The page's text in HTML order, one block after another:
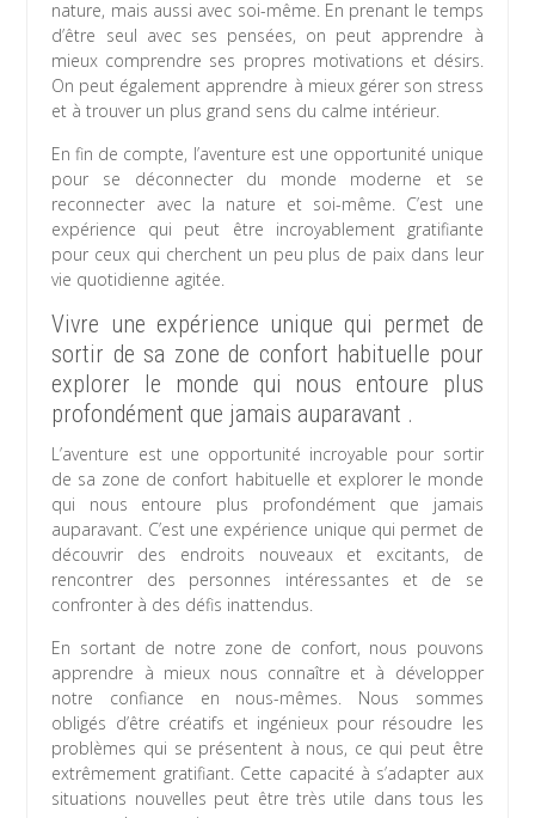
nature, mais aussi avec soi-même. En prenant le temps
d’être seul avec ses pensées, on peut apprendre à
mieux comprendre ses propres motivations et désirs.
On peut également apprendre à mieux gérer son stress
et à trouver un plus grand sens du calme intérieur.
En fin de compte, l’aventure est une opportunité unique
pour se déconnecter du monde moderne et se
reconnecter avec la nature et soi-même. C’est une
expérience qui peut être incroyablement gratifiante
pour ceux qui cherchent un peu plus de paix dans leur
vie quotidienne agitée.
Vivre une expérience unique qui permet de
sortir de sa zone de confort habituelle pour
explorer le monde qui nous entoure plus
profondément que jamais auparavant .
L’aventure est une opportunité incroyable pour sortir
de sa zone de confort habituelle et explorer le monde
qui nous entoure plus profondément que jamais
auparavant. C’est une expérience unique qui permet de
découvrir des endroits nouveaux et excitants, de
rencontrer des personnes intéressantes et de se
confronter à des défis inattendus.
En sortant de notre zone de confort, nous pouvons
apprendre à mieux nous connaître et à développer
notre confiance en nous-mêmes. Nous sommes
obligés d’être créatifs et ingénieux pour résoudre les
problèmes qui se présentent à nous, ce qui peut être
extrêmement gratifiant. Cette capacité à s’adapter aux
situations nouvelles peut être très utile dans tous les